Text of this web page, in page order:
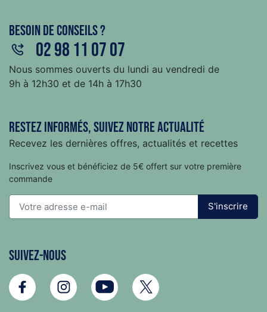
Besoin de conseils ?
02 98 11 07 07
Nous sommes ouverts du lundi au vendredi de
9h à 12h30 et de 14h à 17h30
Restez informés, suivez notre actualité
Recevez les dernières offres, actualités et recettes
Inscrivez vous et bénéficiez de 5€ offert sur votre première
commande
S'inscrire
Suivez-nous